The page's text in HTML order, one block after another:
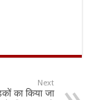
Next
का किया जा